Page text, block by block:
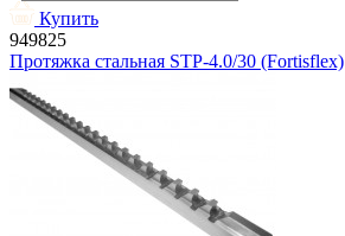
Купить
949825
Протяжка стальная STP-4.0/30 (Fortisflex)